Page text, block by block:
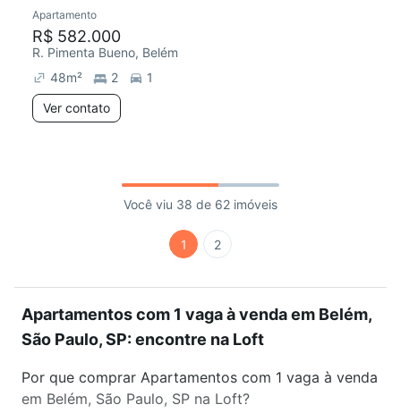
Apartamento
R$ 582.000
R. Pimenta Bueno, Belém
48m² 2
1
Ver contato
Você viu 38 de 62 imóveis
1 2
Apartamentos com 1 vaga à venda em Belém,
São Paulo, SP: encontre na Loft
Por que comprar Apartamentos com 1 vaga à venda
em Belém, São Paulo, SP na Loft?